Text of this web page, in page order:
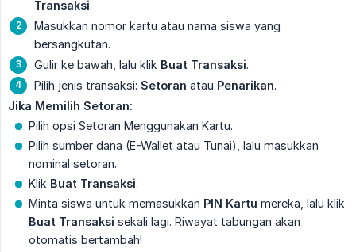
Transaksi.
Masukkan nomor kartu atau nama siswa yang
bersangkutan.
Gulir ke bawah, lalu klik Buat Transaksi.
Pilih jenis transaksi: Setoran atau Penarikan.
Jika Memilih Setoran:
Pilih opsi Setoran Menggunakan Kartu.
Pilih sumber dana (E-Wallet atau Tunai), lalu masukkan
nominal setoran.
Klik Buat Transaksi.
Minta siswa untuk memasukkan PIN Kartu mereka, lalu klik
Buat Transaksi sekali lagi. Riwayat tabungan akan
otomatis bertambah!